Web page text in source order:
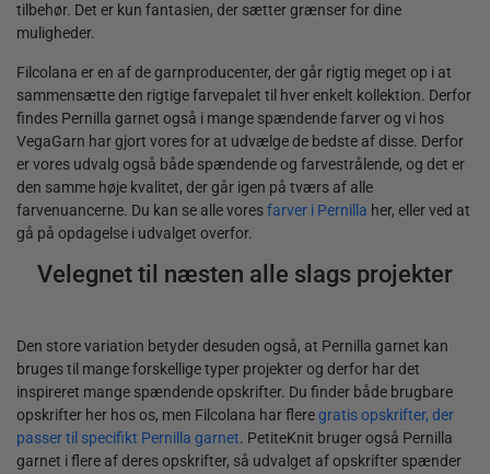
tilbehør. Det er kun fantasien, der sætter grænser for dine
muligheder.
Filcolana er en af de garnproducenter, der går rigtig meget op i at
sammensætte den rigtige farvepalet til hver enkelt kollektion. Derfor
findes Pernilla garnet også i mange spændende farver og vi hos
VegaGarn har gjort vores for at udvælge de bedste af disse. Derfor
er vores udvalg også både spændende og farvestrålende, og det er
den samme høje kvalitet, der går igen på tværs af alle
farvenuancerne. Du kan se alle voresfarver i Pernilla her, eller ved at
gå på opdagelse i udvalget overfor.
Velegnet til næsten alle slags projekter
Den store variation betyder desuden også, at Pernilla garnet kan
bruges til mange forskellige typer projekter og derfor har det
inspireret mange spændende opskrifter. Du finder både brugbare
opskrifter her hos os, men Filcolana har fleregratis opskrifter, der
passer til specifikt Pernilla garnet. PetiteKnit bruger også Pernilla
garnet i flere af deres opskrifter, så udvalget af opskrifter spænder